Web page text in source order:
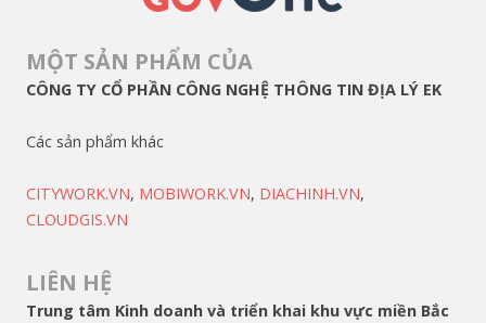
MỘT SẢN PHẨM CỦA
CÔNG TY CỔ PHẦN CÔNG NGHỆ THÔNG TIN ĐỊA LÝ EK
Các sản phẩm khác
CITYWORK.VN, MOBIWORK.VN, DIACHINH.VN,
CLOUDGIS.VN
LIÊN HỆ
Trung tâm Kinh doanh và triển khai khu vực miền Bắc